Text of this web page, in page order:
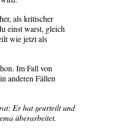
als kritischer
einst warst, gleich
wie jetzt als
Im Fall von
anderen Fällen
Er hat geurteilt und
überarbeitet.